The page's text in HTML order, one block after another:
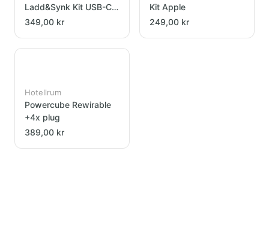
Ladd&Synk Kit USB-C
2.4A Svart/vit
349,00 kr
Kit Apple
249,00 kr
Hotellrum
Powercube Rewirable
+4x plug
389,00 kr